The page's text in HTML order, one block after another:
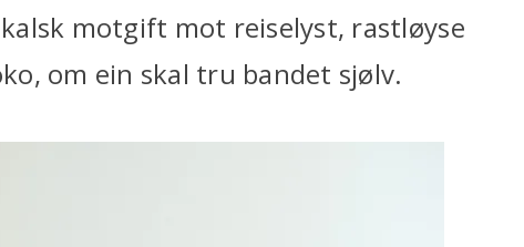
motgift mot reiselyst, rastløyse
om ein skal tru bandet sjølv.